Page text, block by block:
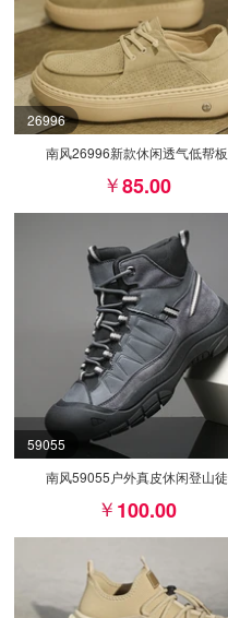
26996
南风26996新款休闲透气低帮板
85.00
59055
南风59055户外真皮休闲登山徒
100.00